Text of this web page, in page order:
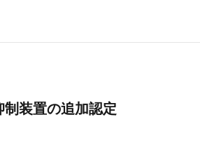
装置の追加認定